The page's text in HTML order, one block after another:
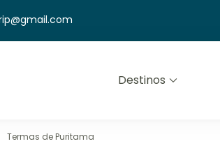
Destinos
Termas de Puritama